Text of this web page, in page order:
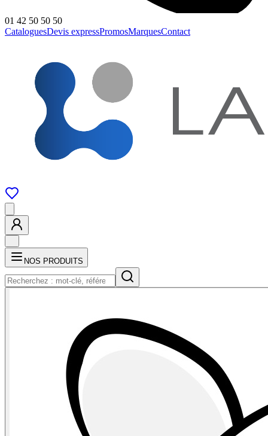
01 42 50 50 50
CataloguesDevis expressPromosMarquesContact
NOS PRODUITS